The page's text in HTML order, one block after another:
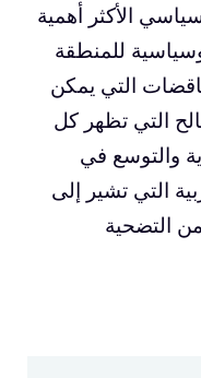
الأكثر أهمية
للمنطقة
التي يمكن
التي تظهر كل
والتوسع في
التي تشير إلى
التضحية